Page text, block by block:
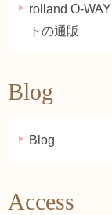
rolland O-
トの通販
Blog
Blog
Access